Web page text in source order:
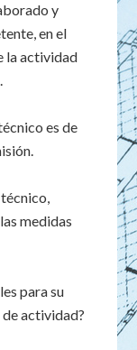
y
en el
la actividad
es de
medidas
para su
actividad?